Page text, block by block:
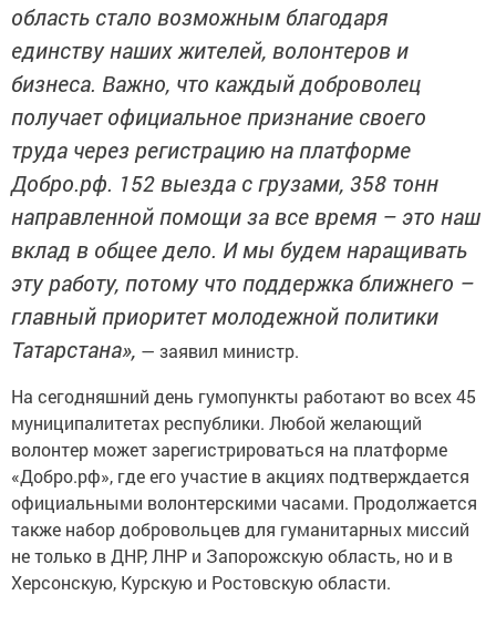
область стало возможным благодаря
единству наших жителей, волонтеров и
бизнеса. Важно, что каждый доброволец
получает официальное признание своего
труда через регистрацию на платформе
Добро.рф. 152 выезда с грузами, 358 тонн
направленной помощи за все время – это наш
вклад в общее дело. И мы будем наращивать
эту работу, потому что поддержка ближнего –
главный приоритет молодежной политики
Татарстана», — заявил министр.
На сегодняшний день гумопункты работают во всех 45
муниципалитетах республики. Любой желающий
волонтер может зарегистрироваться на платформе
«Добро.рф», где его участие в акциях подтверждается
официальными волонтерскими часами. Продолжается
также набор добровольцев для гуманитарных миссий
не только в ДНР, ЛНР и Запорожскую область, но и в
Херсонскую, Курскую и Ростовскую области.